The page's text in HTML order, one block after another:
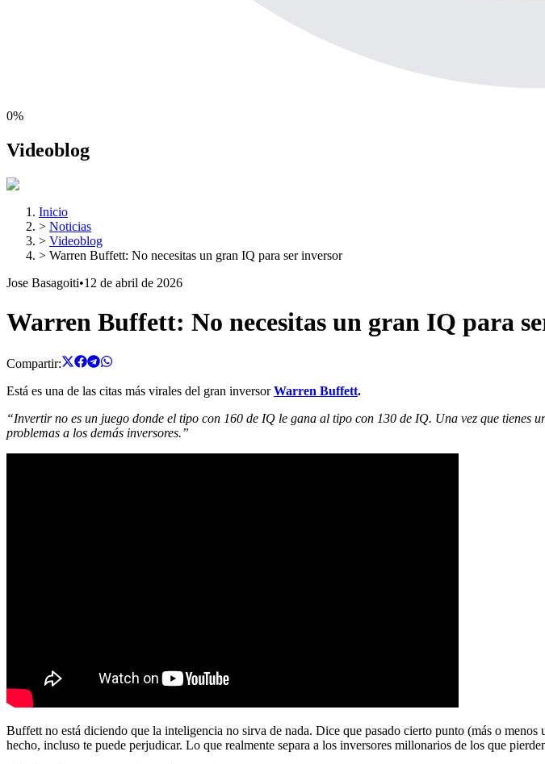
0%
Videoblog
Inicio
> Noticias
> Videoblog
> Warren Buffett: No necesitas un gran IQ para ser inversor
Jose Basagoiti•12 de abril de 2026
Warren Buffett: No necesitas un gran IQ para
Compartir:
Está es una de las citas más virales del gran inversorWarren Buffett.
“Invertir no es un juego donde el tipo con 160 de IQ le gana al tipo con 130 de IQ. Una vez que tienes
problemas a los demás inversores.”
Buffett no está diciendo que la inteligencia no sirva de nada. Dice que pasado cierto punto (más o
hecho, incluso te puede perjudicar. Lo que realmente separa a los inversores millonarios de los que